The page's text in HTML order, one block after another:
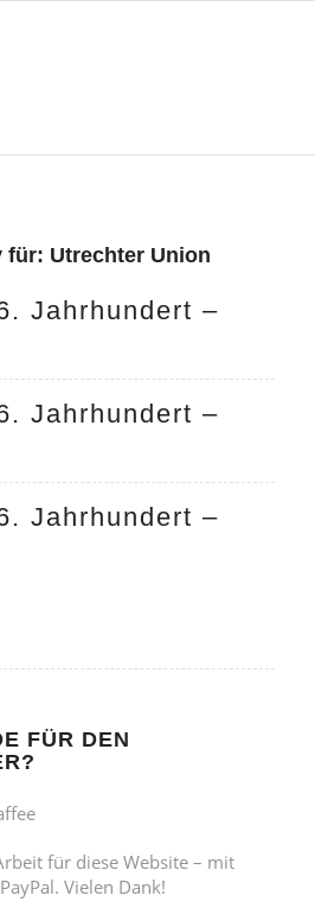
für: Utrechter Union
Jahrhundert –
Jahrhundert –
Jahrhundert –
FÜR DEN
für diese Website – mit
Vielen Dank!